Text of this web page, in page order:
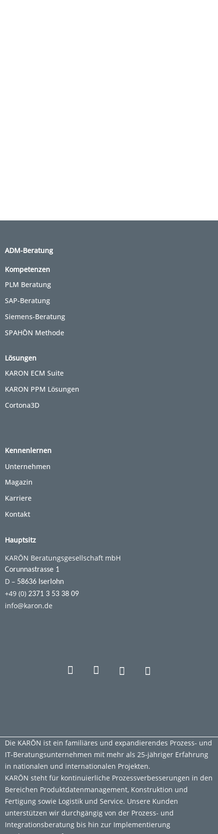
ADM-Beratung
Kompetenzen
PLM Beratung
SAP-Beratung
Siemens-Beratung
SPAHŌN Methode
Lösungen
KARON ECM Suite
KARON PPM Lösungen
Cortona3D
Kennenlernen
Unternehmen
Magazin
Karriere
Kontakt
Hauptsitz
KARŌN Beratungsgesellschaft mbH
Corunnastrasse 1
D – 58636 Iserlohn
+49 (0) 2371 3 53 38 09
info@karon.de
Die KARŌN ist ein familiäres und expandierendes Prozess- und
IT-Beratungsunternehmen mit mehr als 25-jähriger Erfahrung
in nationalen und internationalen Projekten.
KARŌN steht für kontinuierliche Prozessverbesserungen in den
Bereichen Produktdatenmanagement, Konstruktion und
Fertigung sowie Logistik und Service. Unsere Kunden
unterstützen wir durchgängig von der Prozess- und
Integrationsberatung bis hin zur Implementierung